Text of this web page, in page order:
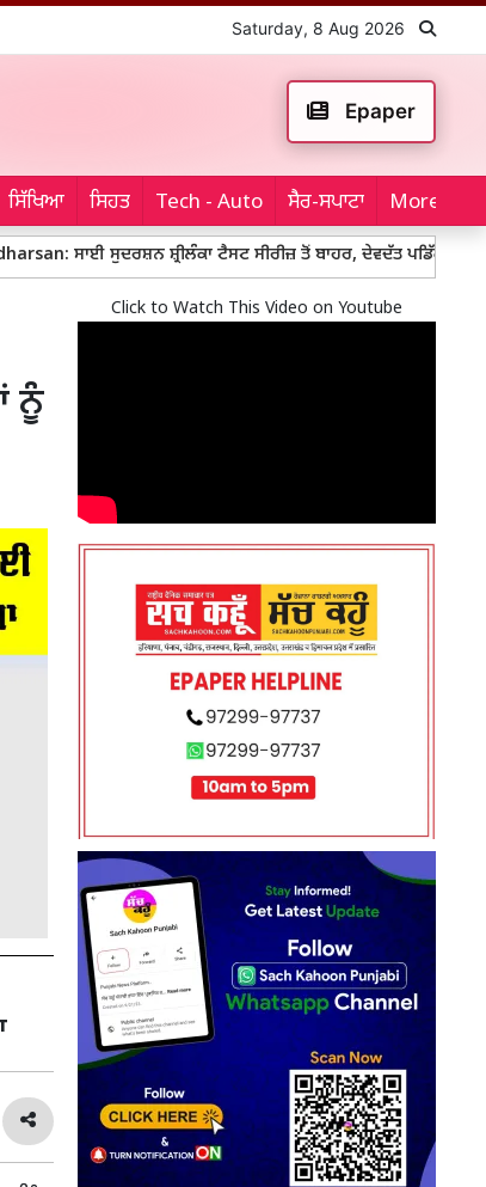
Saturday, 8 Aug 2026
Epaper
ਸਿੱਖਿਆ ਸਿਹਤ Tech - Auto ਸੈਰ-ਸਪਾਟਾ More...
ਸੁਦਰਸ਼ਨ ਸ਼੍ਰੀਲੰਕਾ ਟੈਸਟ ਸੀਰੀਜ਼ ਤੋਂ ਬਾਹਰ, ਦੇਵਦੱਤ ਪਡਿੱਕਲ ਖੇਡਣਗੇ ਨੰਬਰ-3
ਨੂੰ
Click to Watch This Video on Youtube